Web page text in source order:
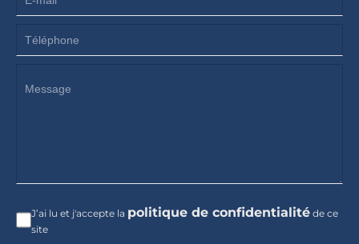
J’ai lu et j'accepte la politique de confidentialité de ce
site